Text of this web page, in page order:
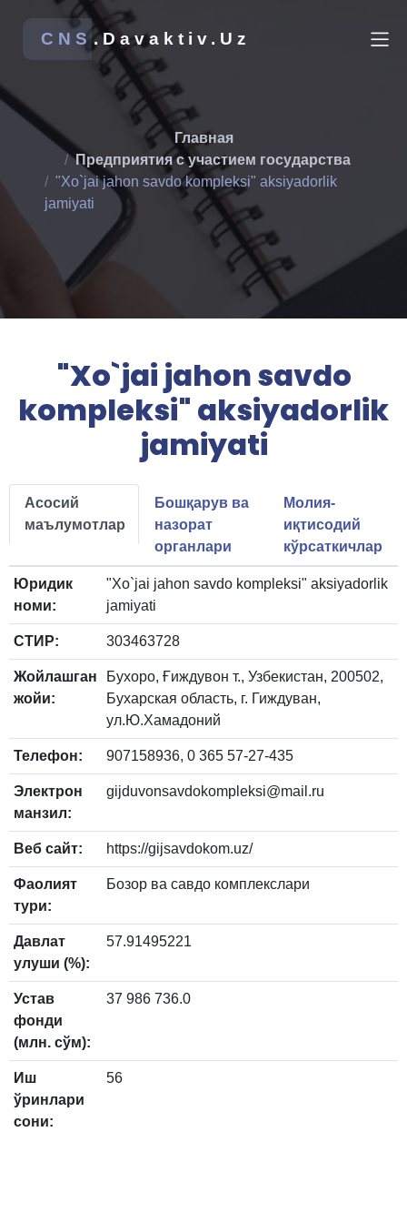
CNS.Davaktiv.Uz
Главная
Предприятия с участием государства
"Xo`jai jahon savdo kompleksi" aksiyadorlik
jamiyati
"Xo`jai jahon savdo
kompleksi" aksiyadorlik
jamiyati
Асосий
маълумотлар
Бошқарув ва
назорат
органлари
Молия-
иқтисодий
кўрсаткичлар
Юридик
номи:
"Xo`jai jahon savdo kompleksi" aksiyadorlik
jamiyati
СТИР: 303463728
Жойлашган
жойи:
Бухоро, Ғиждувон т., Узбекистан, 200502,
Бухарская область, г. Гиждуван,
ул.Ю.Хамадоний
Телефон: 907158936, 0 365 57-27-435
Электрон
манзил:
gijduvonsavdokompleksi@mail.ru
Веб сайт: https://gijsavdokom.uz/
Фаолият
тури:
Бозор ва савдо комплекслари
Давлат
улуши (%):
57.91495221
Устав
фонди
(млн. сўм):
37 986 736.0
Иш
ўринлари
сони:
56